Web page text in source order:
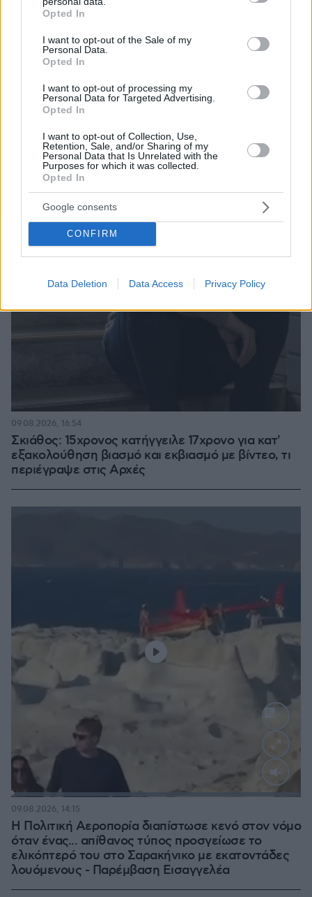
grant or deny consent to Google and its third-party tags to
use your data for below specified purposes in below Google
consent section.
Opted In
I want to opt-out of the Sale of my
Personal Data.
Opted In
I want to opt-out of processing my
Personal Data for Targeted Advertising.
Opted In
I want to opt-out of Collection, Use,
Retention, Sale, and/or Sharing of my
Personal Data that Is Unrelated with the
Purposes for which it was collected.
Opted In
Google consents
CONFIRM
Data Deletion Data Access Privacy Policy
ΔΕΙΤΕ ΟΛΕΣ ΤΙΣ ΕΙΔΗΣΕΙΣ
ΤΑ ΠΙΟ ΔΗΜΟΦΙΛΗ
Σκιάθος: 15χρονος κατήγγειλε 17χρονο για κατ'
εξακολούθηση βιασμό και εκβιασμό με βίντεο, τι
περιέγραψε στις Αρχές
09.08.2026, 16:54
:
Η Πολιτική Αεροπορία διαπίστωσε κενό στον νόμο
όταν ένας... απίθανος τύπος προσγείωσε το
ελικόπτερό του στο Σαρακήνικο με εκατοντάδες
λουόμενους - Παρέμβαση Εισαγγελέα
09.08.2026, 14:15